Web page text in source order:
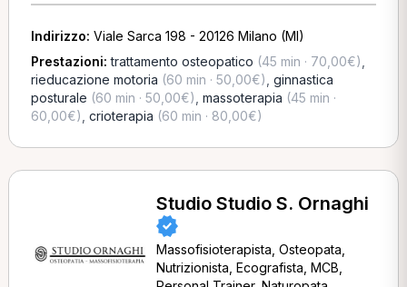
Indirizzo: Viale Sarca 198 - 20126 Milano (MI)
Prestazioni:trattamento osteopatico (45 min · 70,00€)
rieducazione motoria (60 min · 50,00€) ginnastica
posturale (60 min · 50,00€) massoterapia (45 min ·
60,00€) crioterapia (60 min · 80,00€)
Studio Studio S. Ornaghi
Massofisioterapista, Osteopata,
Nutrizionista, Ecografista, MCB,